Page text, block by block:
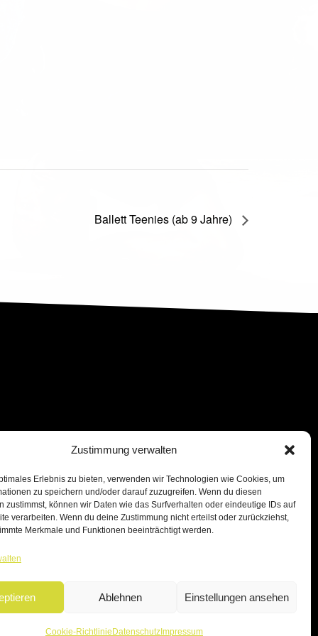
Zustimmung verwalten
Erlebnis zu bieten, verwenden wir Technologien wie Cookies, um
zu speichern und/oder darauf zuzugreifen. Wenn du diesen
zustimmst, können wir Daten wie das Surfverhalten oder eindeutige IDs auf
verarbeiten. Wenn du deine Zustimmung nicht erteilst oder zurückziehst,
Merkmale und Funktionen beeinträchtigt werden.
Ablehnen Einstellungen ansehen
Cookie-Richtlinie DatenschutzImpressum
Ballett Teenies (ab 9 Jahre)